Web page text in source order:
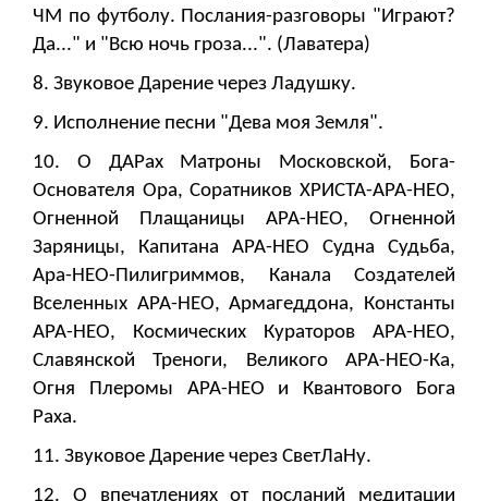
ЧМ по футболу. Послания-разговоры "Играют?
Да..." и "Всю ночь гроза...". (Лаватера)
8. Звуковое Дарение через Ладушку.
9. Исполнение песни "Дева моя Земля".
10. О ДАРах Матроны Московской, Бога-
Основателя Ора, Соратников ХРИСТА-АРА-НЕО,
Огненной Плащаницы АРА-НЕО, Огненной
Заряницы, Капитана АРА-НЕО Судна Судьба,
Ара-НЕО-Пилигриммов, Канала Создателей
Вселенных АРА-НЕО, Армагеддона, Константы
АРА-НЕО, Космических Кураторов АРА-НЕО,
Славянской Треноги, Великого АРА-НЕО-Ка,
Огня Плеромы АРА-НЕО и Квантового Бога
Раха.
11. Звуковое Дарение через СветЛаНу.
12. О впечатлениях от посланий медитации